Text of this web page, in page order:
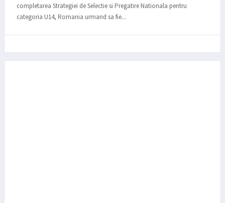
completarea Strategiei de Selectie si Pregatire Nationala pentru
categoria U14, Romania urmand sa fie...